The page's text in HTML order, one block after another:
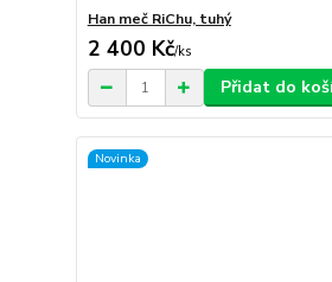
Han meč RiChu, tuhý
2 400 Kč/ks
Přidat do
Novinka